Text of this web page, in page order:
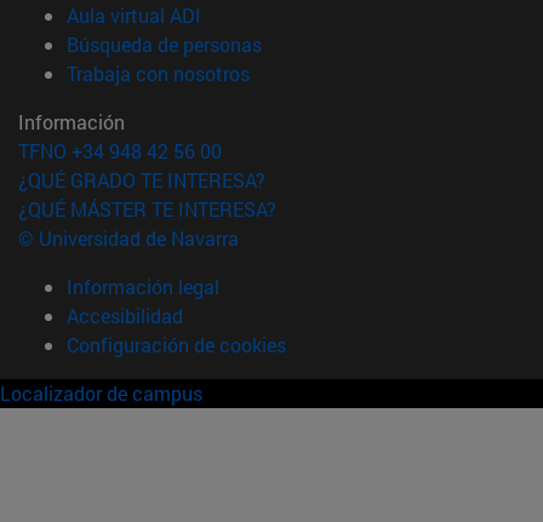
Aula virtual ADI
Búsqueda de personas(abre en nueva ventana)
Trabaja con nosotros(abre en nueva ventana)
Información
TFNO +34 948 42 56 00
¿QUÉ GRADO TE INTERESA?
¿QUÉ MÁSTER TE INTERESA?
© Universidad de Navarra
Información legal
Accesibilidad
Configuración de cookies
Localizador de campus